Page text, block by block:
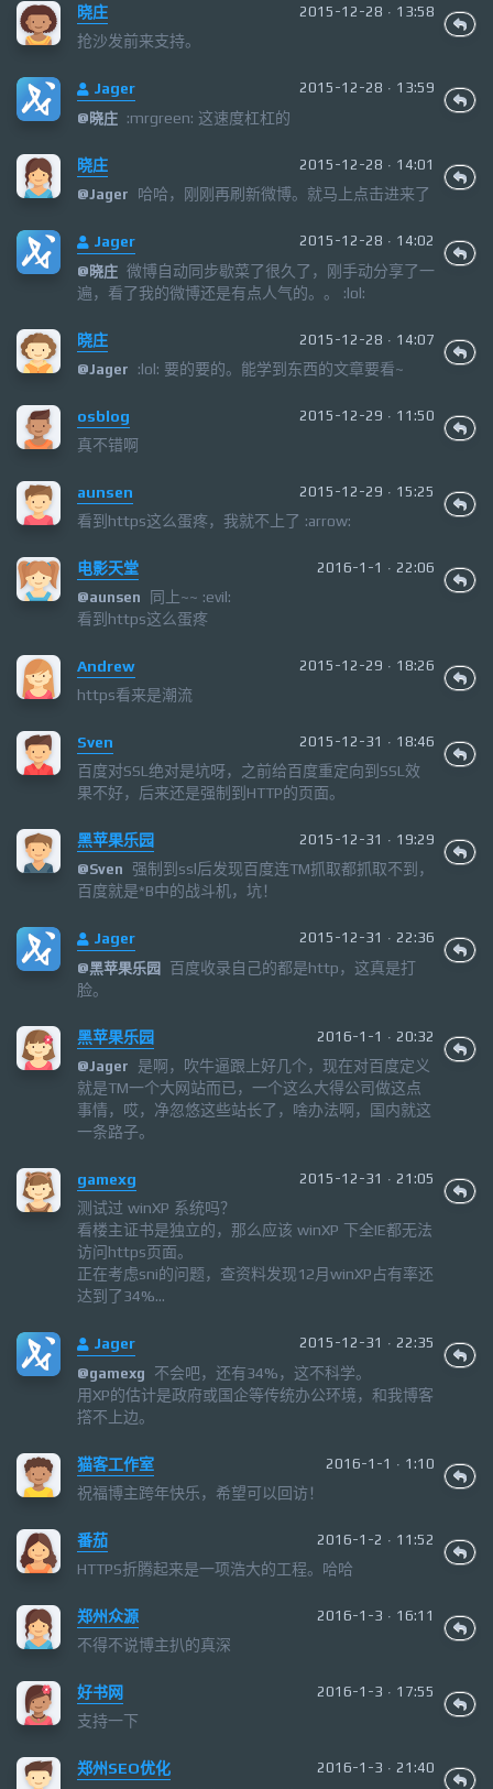
晓庄 2015-12-28 · 13:58
抢沙发前来支持。
Jager
2015-12-28 · 13:59
@晓庄 :mrgreen: 这速度杠杠的
晓庄
2015-12-28 · 14:01
@Jager 哈哈，刚刚再刷新微博。就马上点击进来了
Jager
2015-12-28 · 14:02
@晓庄 微博自动同步歇菜了很久了，刚手动分享了一
遍，看了我的微博还是有点人气的。。 :lol:
晓庄
2015-12-28 · 14:07
@Jager :lol: 要的要的。能学到东西的文章要看~
osblog 2015-12-29 · 11:50
真不错啊
aunsen 2015-12-29 · 15:25
看到https这么蛋疼，我就不上了 :arrow:
电影天堂
2016-1-1 · 22:06
@aunsen
同上~~ :evil:
看到https这么蛋疼
Andrew 2015-12-29 · 18:26
https看来是潮流
Sven 2015-12-31 · 18:46
百度对SSL绝对是坑呀，之前给百度重定向到SSL效
果不好，后来还是强制到HTTP的页面。
黑苹果乐园
2015-12-31 · 19:29
@Sven
强制到ssl后发现百度连TM抓取都抓取不到，
百度就是*B中的战斗机，坑！
Jager
2015-12-31 · 22:36
@黑苹果乐园 百度收录自己的都是http，这真是打
脸。
黑苹果乐园
2016-1-1 · 20:32
@Jager
是啊，吹牛逼跟上好几个，现在对百度定义
就是TM一个大网站而已，一个这么大得公司做这点
事情，哎，净忽悠这些站长了，啥办法啊，国内就这
一条路子。
gamexg 2015-12-31 · 21:05
测试过 winXP 系统吗？
看楼主证书是独立的，那么应该 winXP 下全IE都无法
访问https页面。
正在考虑sni的问题，查资料发现12月winXP占有率还
达到了34%...
Jager
2015-12-31 · 22:35
@gamexg
不会吧，还有34%，这不科学。
用XP的估计是政府或国企等传统办公环境，和我博客
撘不上边。
猫客工作室 2016-1-1 · 1:10
祝福博主跨年快乐，希望可以回访！
番茄 2016-1-2 · 11:52
HTTPS折腾起来是一项浩大的工程。哈哈
郑州众源 2016-1-3 · 16:11
不得不说博主扒的真深
好书网 2016-1-3 · 17:55
支持一下
郑州SEO优化 2016-1-3 · 21:40